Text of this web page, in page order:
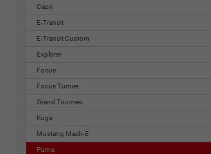
Capri
E-Transit
E-Transit Custom
Explorer
Focus
Focus Turnier
Grand Tourneo
Kuga
Mustang Mach-E
Puma